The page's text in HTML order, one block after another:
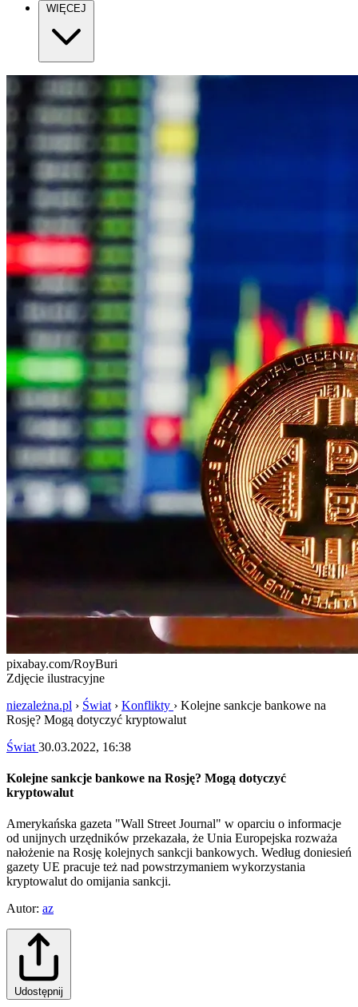
WIĘCEJ
pixabay.com/RoyBuri
Zdjęcie ilustracyjne
niezależna.pl › Świat › Konflikty › Kolejne sankcje bankowe na
Rosję? Mogą dotyczyć kryptowalut
Świat 30.03.2022, 16:38
Kolejne sankcje bankowe na Rosję? Mogą dotyczyć
kryptowalut
Amerykańska gazeta "Wall Street Journal" w oparciu o informacje
od unijnych urzędników przekazała, że Unia Europejska rozważa
nałożenie na Rosję kolejnych sankcji bankowych. Według doniesień
gazety UE pracuje też nad powstrzymaniem wykorzystania
kryptowalut do omijania sankcji.
Autor: az
Udostępnij